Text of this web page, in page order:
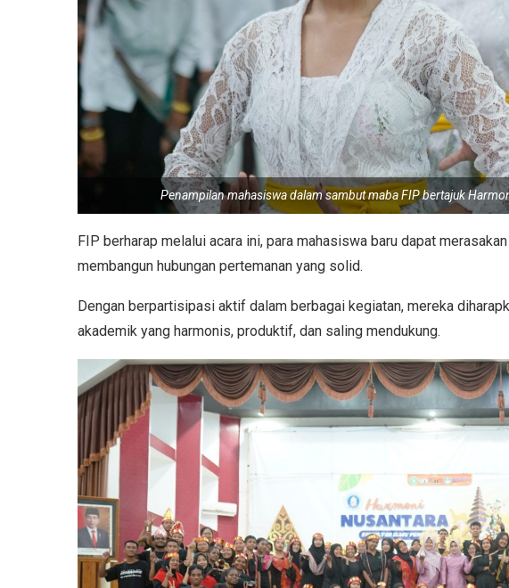
Penampilan mahasiswa dalam sambut maba FIP bertajuk
FIP berharap melalui acara ini, para mahasiswa baru dapat
membangun hubungan pertemanan yang solid.
Dengan berpartisipasi aktif dalam berbagai kegiatan, mereka
akademik yang harmonis, produktif, dan saling mendukung.